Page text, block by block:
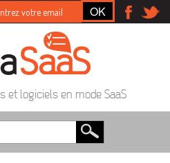
et logiciels en mode SaaS